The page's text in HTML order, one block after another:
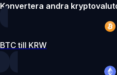
Konvertera andra
BTC till KRW